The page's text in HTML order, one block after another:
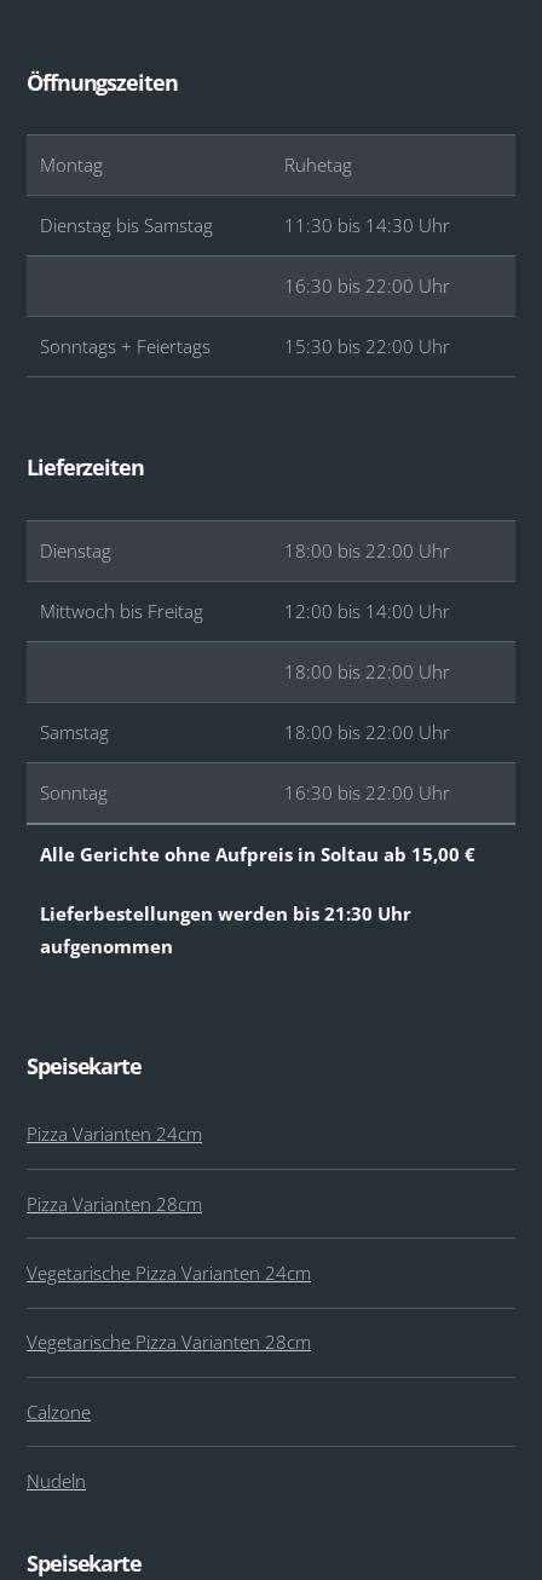
Öffnungszeiten
Montag Ruhetag
Dienstag bis Samstag 11:30 bis 14:30 Uhr
16:30 bis 22:00 Uhr
Sonntags + Feiertags 15:30 bis 22:00 Uhr
Lieferzeiten
Dienstag 18:00 bis 22:00 Uhr
Mittwoch bis Freitag 12:00 bis 14:00 Uhr
18:00 bis 22:00 Uhr
Samstag 18:00 bis 22:00 Uhr
Sonntag 16:30 bis 22:00 Uhr
Alle Gerichte ohne Aufpreis in Soltau ab 15,00 €
Lieferbestellungen werden bis 21:30 Uhr
aufgenommen
Speisekarte
Pizza Varianten 24cm
Pizza Varianten 28cm
Vegetarische Pizza Varianten 24cm
Vegetarische Pizza Varianten 28cm
Calzone
Nudeln
Speisekarte